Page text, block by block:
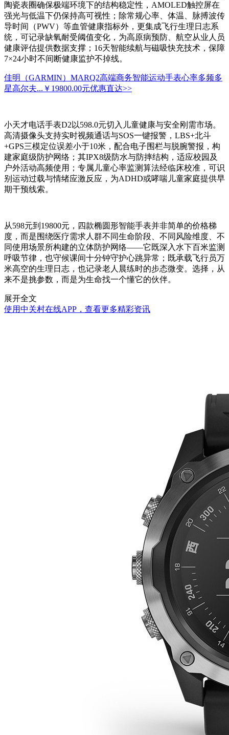
陶瓷表圈确保极端环境下的结构稳定性，AMOLED触控屏在
强光与低温下仍保持高可视性；除常规心率、体温、脉搏波传
导时间（PWV）等血管健康指标外，更集成飞行生理日志系
统，可记录缺氧耐受阈值变化，为高原病预防、航空从业人员
健康评估提供数据支撑；16天智能续航与磁吸快充技术，保障
7×24小时不间断健康监护不掉线。
佳明（GARMIN）MARQ2高端商务智能运动手表心率多频多
星高尔夫... ￥19800.00元优惠直达>>
小天才电话手表D2以598.0元切入儿童健康与安全刚需市场。
高清摄像头支持实时视频通话与SOS一键报警，LBS+北斗
+GPS三模定位误差小于10米，配合电子围栏与脱腕警报，构
建家庭级防护网络；其IPX8级防水与防摔结构，适应校园及
户外活动高频使用；专属儿童心率监测算法经临床校准，可识
别运动过载与情绪应激反应，为ADHD或哮喘儿童家庭提供早
期干预线索。
从598元到19800元，四款椭圆形智能手表并非简单的价格梯
度，而是围绕医疗需求人群不同生命阶段、不同风险维度、不
同使用场景所构建的立体防护网络——它既深入水下百米监测
呼吸节律，也守候课间十分钟守护心跳异常；既承载飞行员万
米高空的生理日志，也记录老人晨练时的步态微变。选择，从
来不是挑参数，而是为生命找一个懂它的伙伴。
展开全文
使用中关村在线APP，查看更多精彩资讯